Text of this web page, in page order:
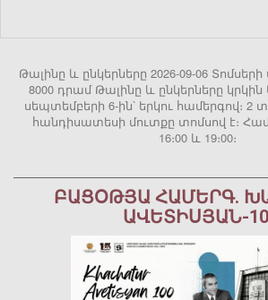
Թալինը և ընկերները 2026-09-06 Տոմսերի
8000 դրամ Թալինը և ընկերները կրկին
սեպտեմբերի 6-ին՝ երկու համերգով։
հանդիսատեսի մուտքը տոմսով է։
16։00 և 19։00։
ԲԱՑՕԹՅԱ ՀԱՄԵՐԳ.
ԱՎԵՏԻՍՅԱՆ-